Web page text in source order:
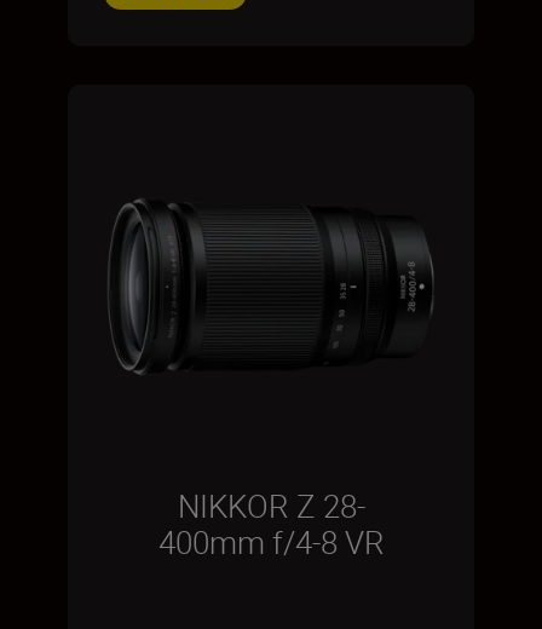
NIKKOR Z 28-
400mm f/4-8 VR